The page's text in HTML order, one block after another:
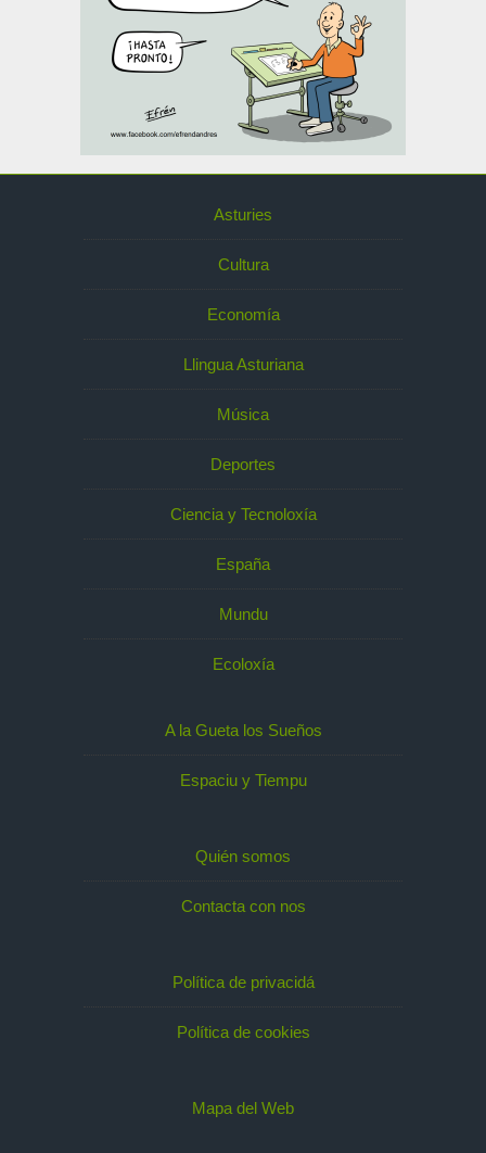
Asturies
Cultura
Economía
Llingua Asturiana
Música
Deportes
Ciencia y Tecnoloxía
España
Mundu
Ecoloxía
A la Gueta los Sueños
Espaciu y Tiempu
Quién somos
Contacta con nos
Política de privacidá
Política de cookies
Mapa del Web